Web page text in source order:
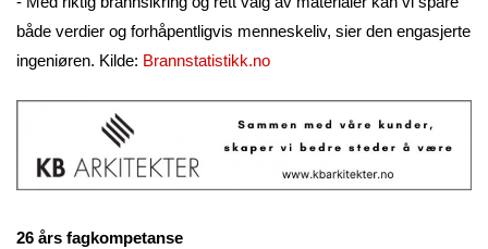
både verdier og forhåpentligvis menneskeliv, sier den engasjerte
ingeniøren. Kilde: Brannstatistikk.no
26 års fagkompetanse